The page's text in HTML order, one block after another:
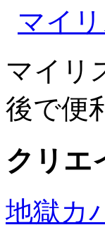
マイ
マイリ
後で便
クリエ
地獄カ